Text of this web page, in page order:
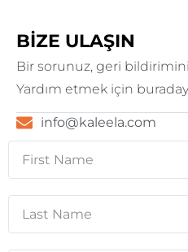
BIZE ULAŞIN
Bir sorunuz, geri
Yardım etmek için
info@kaleela.com